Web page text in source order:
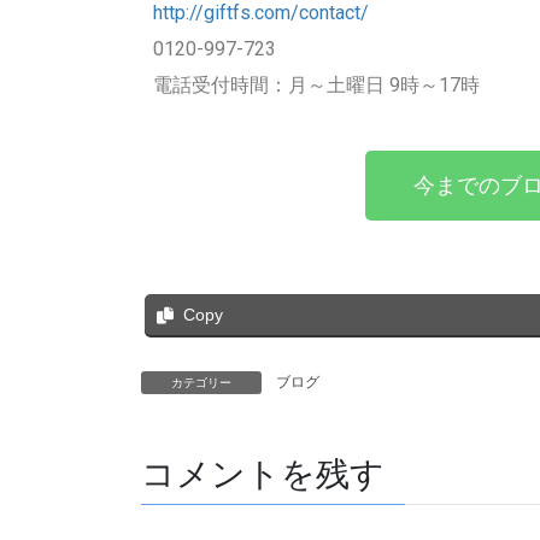
http://giftfs.com/contact/
0120-997-723
電話受付時間：月～土曜日 9時～17時
今までのブ
Copy
カテゴリー ブログ
コメントを残す